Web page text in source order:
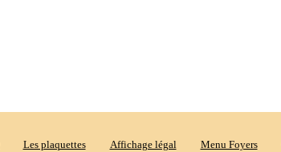
Les plaquettes Affichage légal Menu Foyers